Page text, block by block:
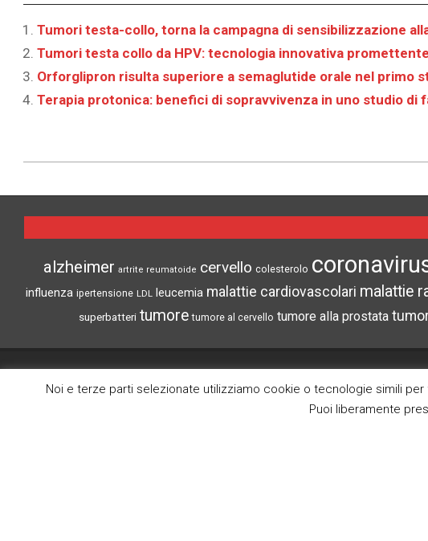
Tumori testa-collo, torna la campagna di sensibilizzazione
Tumori testa collo da HPV: tecnologia innovativa promettente
Orforglipron risulta superiore a semaglutide orale nel primo
Terapia protonica: benefici di sopravvivenza in uno studio di
alzheimer artrite reumatoide cervello colesterolo
influenza ipertensione LDL leucemia malattie cardiovascolari malattie
superbatteri tumore tumore al cervello tumore alla prostata
CRONACHE DI SCIENZA CERCA NEL
Noi e terze parti selezionate utilizziamo cookie o tecnologie simili
Puoi liberamente